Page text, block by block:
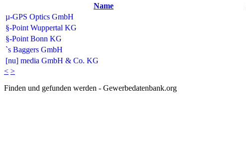
Name
µ-GPS Optics GmbH
§-Point Wuppertal KG
§-Point Bonn KG
`s Baggers GmbH
[nu] media GmbH & Co. KG
< >
Finden und gefunden werden - Gewerbedatenbank.org